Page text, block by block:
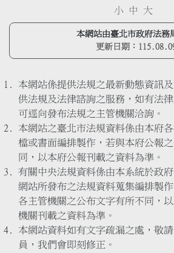
小 中 大
本網站由臺北市政府法務
更新日期：
本網站係提供法規之最新動態資訊
供法規及法律諮詢之服務，如有法
可逕向發布法規之主管機關洽詢。
本網站之臺北市法規資料係由本府
檔或書面編排製作，若與本府公報
同，以本府公報刊載之資料為準。
有關中央法規資料係由本系統於政
網站所發布之法規資料蒐集編排製
各主管機關之公布文字有所不同，
機關刊載之資料為準。
本網站資料如有文字疏漏之處，敬
員，我們會即刻修正。